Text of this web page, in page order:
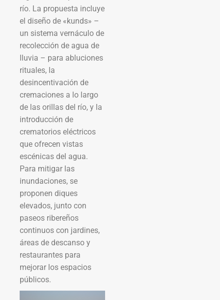
río. La propuesta incluye
el diseño de «kunds» –
un sistema vernáculo de
recolección de agua de
lluvia – para abluciones
rituales, la
desincentivación de
cremaciones a lo largo
de las orillas del río, y la
introducción de
crematorios eléctricos
que ofrecen vistas
escénicas del agua.
Para mitigar las
inundaciones, se
proponen diques
elevados, junto con
paseos ribereños
continuos con jardines,
áreas de descanso y
restaurantes para
mejorar los espacios
públicos.